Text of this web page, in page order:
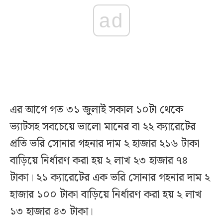
ad
এর আগে গত ৩১ জুলাই সকাল ১০টা থেকে
ভ্যাটসহ সবচেয়ে ভালো মানের বা ২২ ক্যারেটের
প্রতি ভরি সোনার গহনার দাম ২ হাজার ২১৬ টাকা
বাড়িয়ে নির্ধারণ করা হয় ২ লাখ ২৩ হাজার ৭৪
টাকা। ২১ ক্যারেটের এক ভরি সোনার গহনার দাম ২
হাজার ১০০ টাকা বাড়িয়ে নির্ধারণ করা হয় ২ লাখ
১৩ হাজার ৪৩ টাকা।